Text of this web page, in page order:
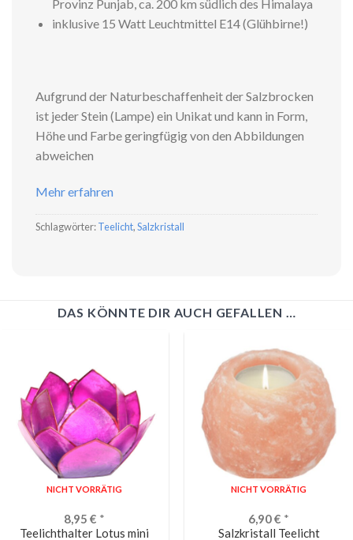
Provinz Punjab, ca. 200 km südlich des Himalaya
inklusive 15 Watt Leuchtmittel E14 (Glühbirne!)
Aufgrund der Naturbeschaffenheit der Salzbrocken
ist jeder Stein (Lampe) ein Unikat und kann in Form,
Höhe und Farbe geringfügig von den Abbildungen
abweichen
Mehr erfahren
Schlagwörter:Teelicht,Salzkristall
DAS KÖNNTE DIR AUCH GEFALLEN …
NICHT VORRÄTIG
8,95 € *
Teelichthalter Lotus mini
NICHT VORRÄTIG
6,90€ *
Salzkristall Teelicht